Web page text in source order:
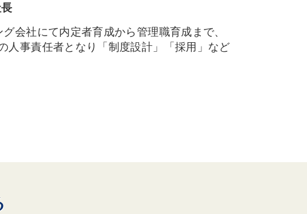
会社にて内定者育成から管理職育成まで、
人事責任者となり「制度設計」「採用」など